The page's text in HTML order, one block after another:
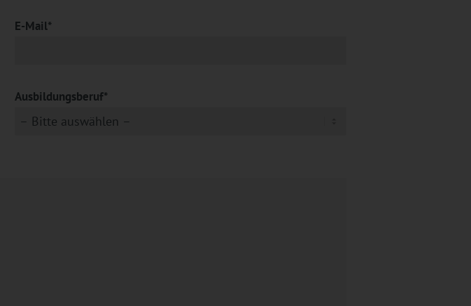
E-Mail*
Ausbildungsberuf*